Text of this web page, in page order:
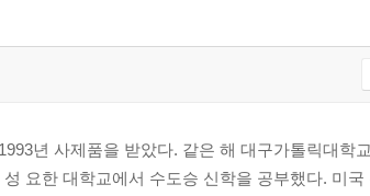
년 사제품을 받았다. 같은 해 대구가톨릭대학
요한 대학교에서 수도승 신학을 공부했다. 미